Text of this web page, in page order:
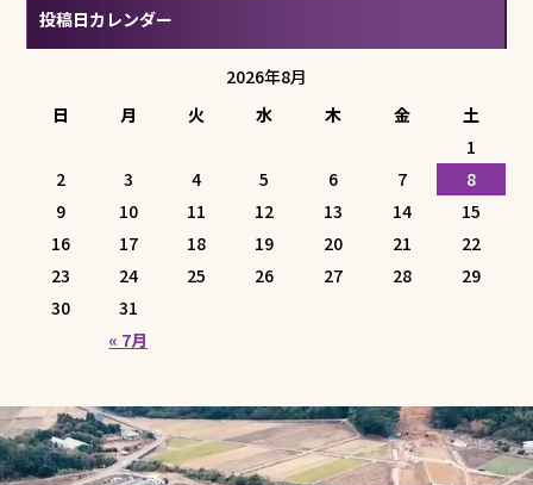
投稿日カレンダー
2026年8月
日
月 火 水 木 金 土
« 7月
1
2
3 4 5 6 7
8
9
10 11 12 13 14
15
16
17 18 19 20 21
22
23
24 25 26 27 28
29
30
31